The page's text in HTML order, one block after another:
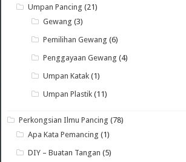
Umpan Pancing (21)
Gewang (3)
Pemilihan Gewang (6)
Penggayaan Gewang (4)
Umpan Katak (1)
Umpan Plastik (11)
Perkongsian Ilmu Pancing (78)
Apa Kata Pemancing (1)
DIY – Buatan Tangan (5)